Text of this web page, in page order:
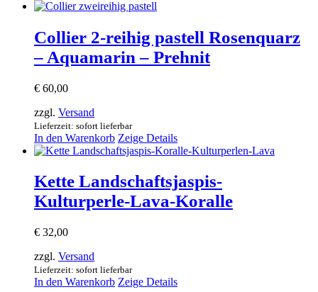
Collier 2-reihig pastell Rosenquarz
– Aquamarin – Prehnit
€ 60,00
zzgl. Versand
Lieferzeit: sofort lieferbar
In den Warenkorb Zeige Details
Kette Landschaftsjaspis-
Kulturperle-Lava-Koralle
€ 32,00
zzgl. Versand
Lieferzeit: sofort lieferbar
In den Warenkorb Zeige Details